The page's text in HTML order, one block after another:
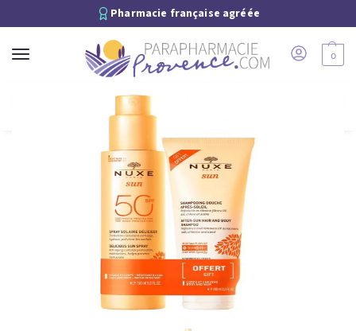
Pharmacie française agréée
0